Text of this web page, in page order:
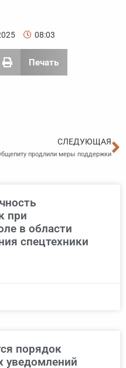
08:03
Печать
СЛЕДУЮЩАЯ
продлили меры поддержки
при
в области
спецтехники
порядок
уведомлений